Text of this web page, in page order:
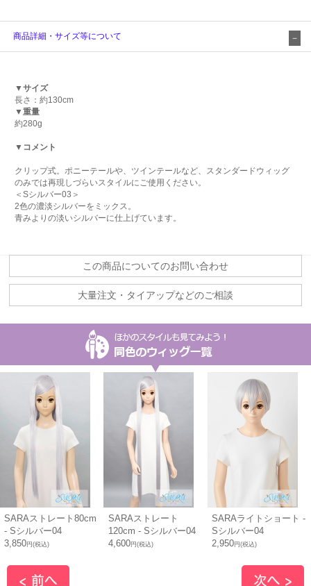
商品詳細・サイズ等について
▼サイズ
長さ：約130cm
▼重量
約280g
▼コメント
クリップ式。ポニーテールや、ツインテールなど、スタンダードウィッグ
のみでは再現しづらいスタイルにご使用ください。
＜Sシルバー03＞
2色の濃淡シルバーをミックス。
青みよりの淡いシルバーに仕上げています。
この商品についてのお問い合わせ
大量注文・タイアップなどのご相談
SARAストレート80cm
- Sシルバー04
3,850円(税込)
SARAストレート
120cm - Sシルバー04
4,600円(税込)
SARAライトショート -
Sシルバー04
2,950円(税込)